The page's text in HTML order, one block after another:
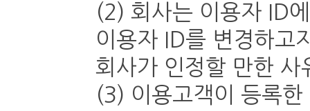
(2) 회사는 이용자 ID
이용자 ID를 변경하고
회사가 인정할 만한
(3) 이용고객이 등록